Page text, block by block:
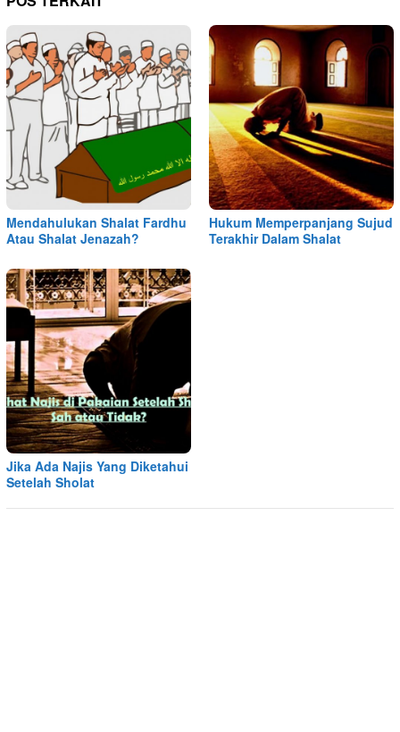
Mendahulukan Shalat Fardhu
Atau Shalat Jenazah?
Hukum Memperpanjang Sujud
Terakhir Dalam Shalat
Jika Ada Najis Yang Diketahui
Setelah Sholat